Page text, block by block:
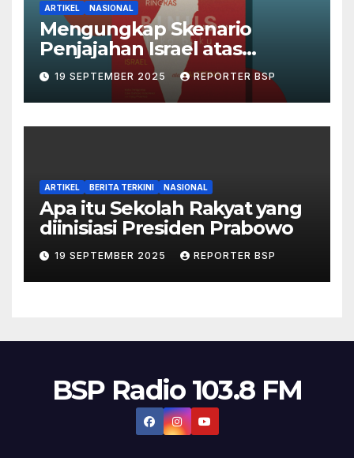
ARTIKEL NASIONAL
Mengungkap Skenario
Penjajahan Israel atas
Palestina dalam Buku Ilan
Pappé
19 SEPTEMBER 2025 REPORTER BSP
ARTIKEL BERITA TERKINI NASIONAL
Apa itu Sekolah Rakyat yang
diinisiasi Presiden Prabowo
19 SEPTEMBER 2025 REPORTER BSP
BSP Radio 103.8 FM